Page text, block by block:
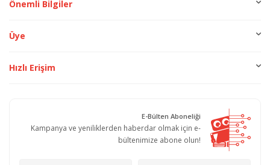
Önemli Bilgiler
Üye
Hızlı Erişim
E-Bülten Aboneliği
Kampanya ve yeniliklerden haberdar olmak için e-
bültenimize abone olun!